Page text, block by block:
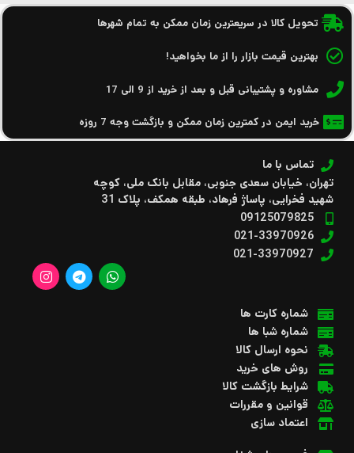
تحویل کالا در سریعترین زمان ممکن به تمام شهرها
بهترین قیمت بازار را از ما بخواهید!
مشاوره و پشتیبانی قبل و بعد از خرید از 9 الی 17
خرید ایمن در کمترین زمان ممکن و بازگشت وجه 7 روزه
تماس با ما
تهران، خیابان سعدی جنوبی، مقابل بانک ملی، کوچه
شهید فخرایی، پاساژ فرهاد، طبقه همکف، پلاک 31
09125079825
021-33970926
021-33970927
شماره کارت ها
شماره شبا ها
نحوه ارسال کالا
روش های خرید
شرایط بازگشت کالا
قوانین و مقررات
اعتماد سازی